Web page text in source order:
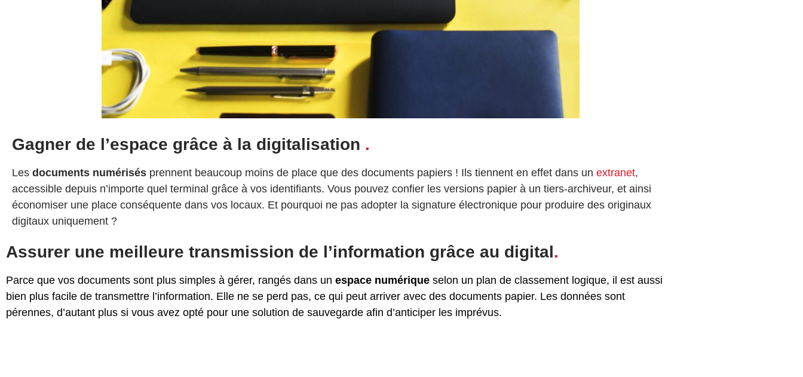
Gagner de l’espace grâce à la digitalisation .
Les documents numérisés prennent beaucoup moins de place que des documents papiers ! Ils tiennent en effet dans un extranet,
accessible depuis n’importe quel terminal grâce à vos identifiants. Vous pouvez confier les versions papier à un tiers-archiveur, et ainsi
économiser une place conséquente dans vos locaux. Et pourquoi ne pas adopter la signature électronique pour produire des originaux
digitaux uniquement ?
Assurer une meilleure transmission de l’information grâce au digital.
Parce que vos documents sont plus simples à gérer, rangés dans un espace numérique selon un plan de classement logique, il est aussi
bien plus facile de transmettre l’information. Elle ne se perd pas, ce qui peut arriver avec des documents papier. Les données sont
pérennes, d’autant plus si vous avez opté pour une solution de sauvegarde afin d’anticiper les imprévus.